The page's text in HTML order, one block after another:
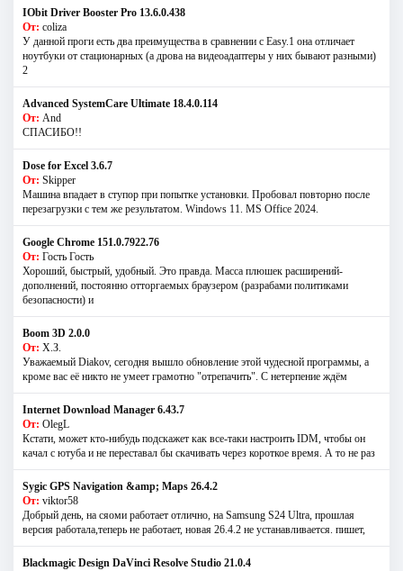
IObit Driver Booster Pro 13.6.0.438
От: coliza
У данной проги есть два преимущества в сравнении с Easy.1 она отличает
ноутбуки от стационарных (а дрова на видеоадаптеры у них бывают разными)
2
Advanced SystemCare Ultimate 18.4.0.114
От: And
СПАСИБО!!
Dose for Excel 3.6.7
От: Skipper
Машина впадает в ступор при попытке установки. Пробовал повторно после
перезагрузки с тем же результатом. Windows 11. MS Offiсe 2024.
Google Chrome 151.0.7922.76
От: Гость Гость
Хороший, быстрый, удобный. Это правда. Масса плюшек расширений-
дополнений, постоянно отторгаемых браузером (разрабами политиками
безопасности) и
Boom 3D 2.0.0
От: Х.З.
Уважаемый Diakov, сегодня вышло обновление этой чудесной программы, а
кроме вас её никто не умеет грамотно "отрепачить". С нетерпение ждём
Internet Download Manager 6.43.7
От: OlegL
Кстати, может кто-нибудь подскажет как все-таки настроить IDM, чтобы он
качал с ютуба и не переставал бы скачивать через короткое время. А то не раз
Sygic GPS Navigation &amp; Maps 26.4.2
От: viktor58
Добрый день, на сяоми работает отлично, на Samsung S24 Ultra, прошлая
версия работала,теперь не работает, новая 26.4.2 не устанавливается. пишет,
Blackmagic Design DaVinci Resolve Studio 21.0.4